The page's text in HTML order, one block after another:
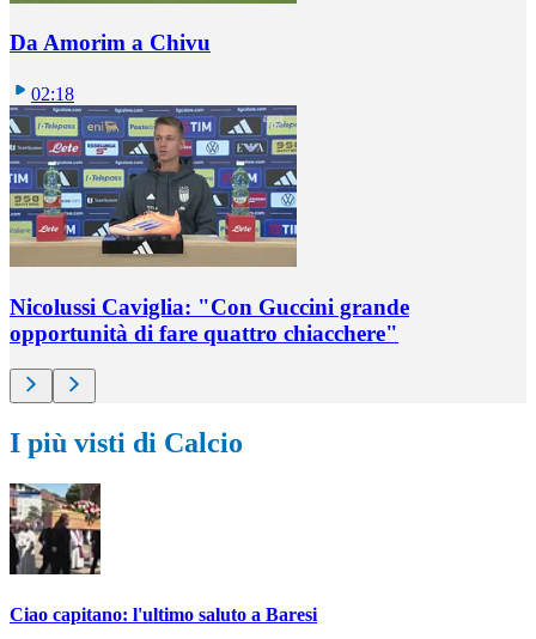
Da Amorim a Chivu
02:18
Nicolussi Caviglia: "Con Guccini grande
opportunità di fare quattro chiacchere"
I più visti di Calcio
Ciao capitano: l'ultimo saluto a Baresi